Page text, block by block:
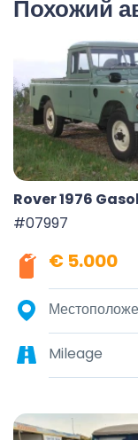
Похожий
Rover 1976
#07997
€ 5.000
Mileage